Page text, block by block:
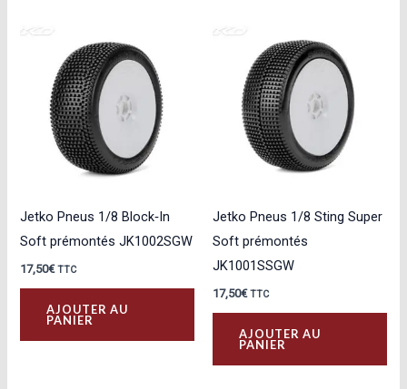
Jetko Pneus 1/8 Block‑In
Soft prémontés JK1002SGW
17,50€ TTC
AJOUTER AU
PANIER
Jetko Pneus 1/8 Sting Super
Soft prémontés
JK1001SSGW
17,50€ TTC
AJOUTER AU
PANIER